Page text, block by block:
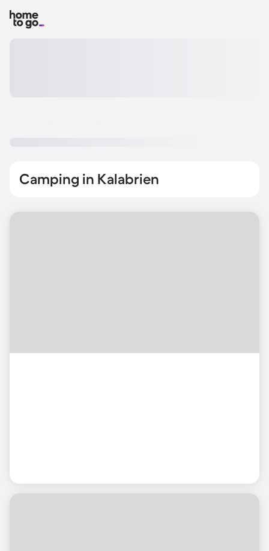
Camping in Kalabrien